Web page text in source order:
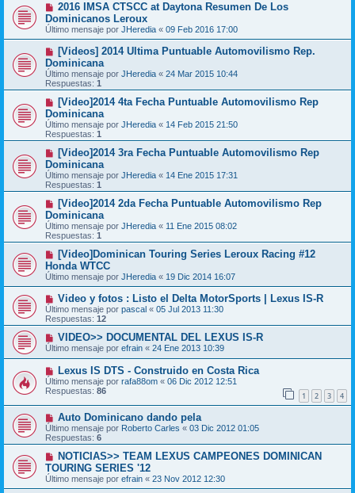
2016 IMSA CTSCC at Daytona Resumen De Los
Dominicanos Leroux
Último mensaje por JHeredia « 09 Feb 2016 17:00
[Videos] 2014 Ultima Puntuable Automovilismo Rep.
Dominicana
Último mensaje por JHeredia « 24 Mar 2015 10:44
Respuestas: 1
[Video]2014 4ta Fecha Puntuable Automovilismo Rep
Dominicana
Último mensaje por JHeredia « 14 Feb 2015 21:50
Respuestas: 1
[Video]2014 3ra Fecha Puntuable Automovilismo Rep
Dominicana
Último mensaje por JHeredia « 14 Ene 2015 17:31
Respuestas: 1
[Video]2014 2da Fecha Puntuable Automovilismo Rep
Dominicana
Último mensaje por JHeredia « 11 Ene 2015 08:02
Respuestas: 1
[Video]Dominican Touring Series Leroux Racing #12
Honda WTCC
Último mensaje por JHeredia « 19 Dic 2014 16:07
Video y fotos : Listo el Delta MotorSports | Lexus IS-R
Último mensaje por pascal « 05 Jul 2013 11:30
Respuestas: 12
VIDEO>> DOCUMENTAL DEL LEXUS IS-R
Último mensaje por efrain « 24 Ene 2013 10:39
Lexus IS DTS - Construido en Costa Rica
Último mensaje por rafa88om « 06 Dic 2012 12:51
Respuestas: 86 1 2 3 4
Auto Dominicano dando pela
Último mensaje por Roberto Carles « 03 Dic 2012 01:05
Respuestas: 6
NOTICIAS>> TEAM LEXUS CAMPEONES DOMINICAN
TOURING SERIES '12
Último mensaje por efrain « 23 Nov 2012 12:30